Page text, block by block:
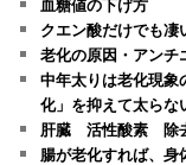
クエン酸だけでも凄
老化の原因・アンチ
中年太りは老化現象
化」を抑えて太らな
肝臓 活性酸素 除
腸が老化すれば、身